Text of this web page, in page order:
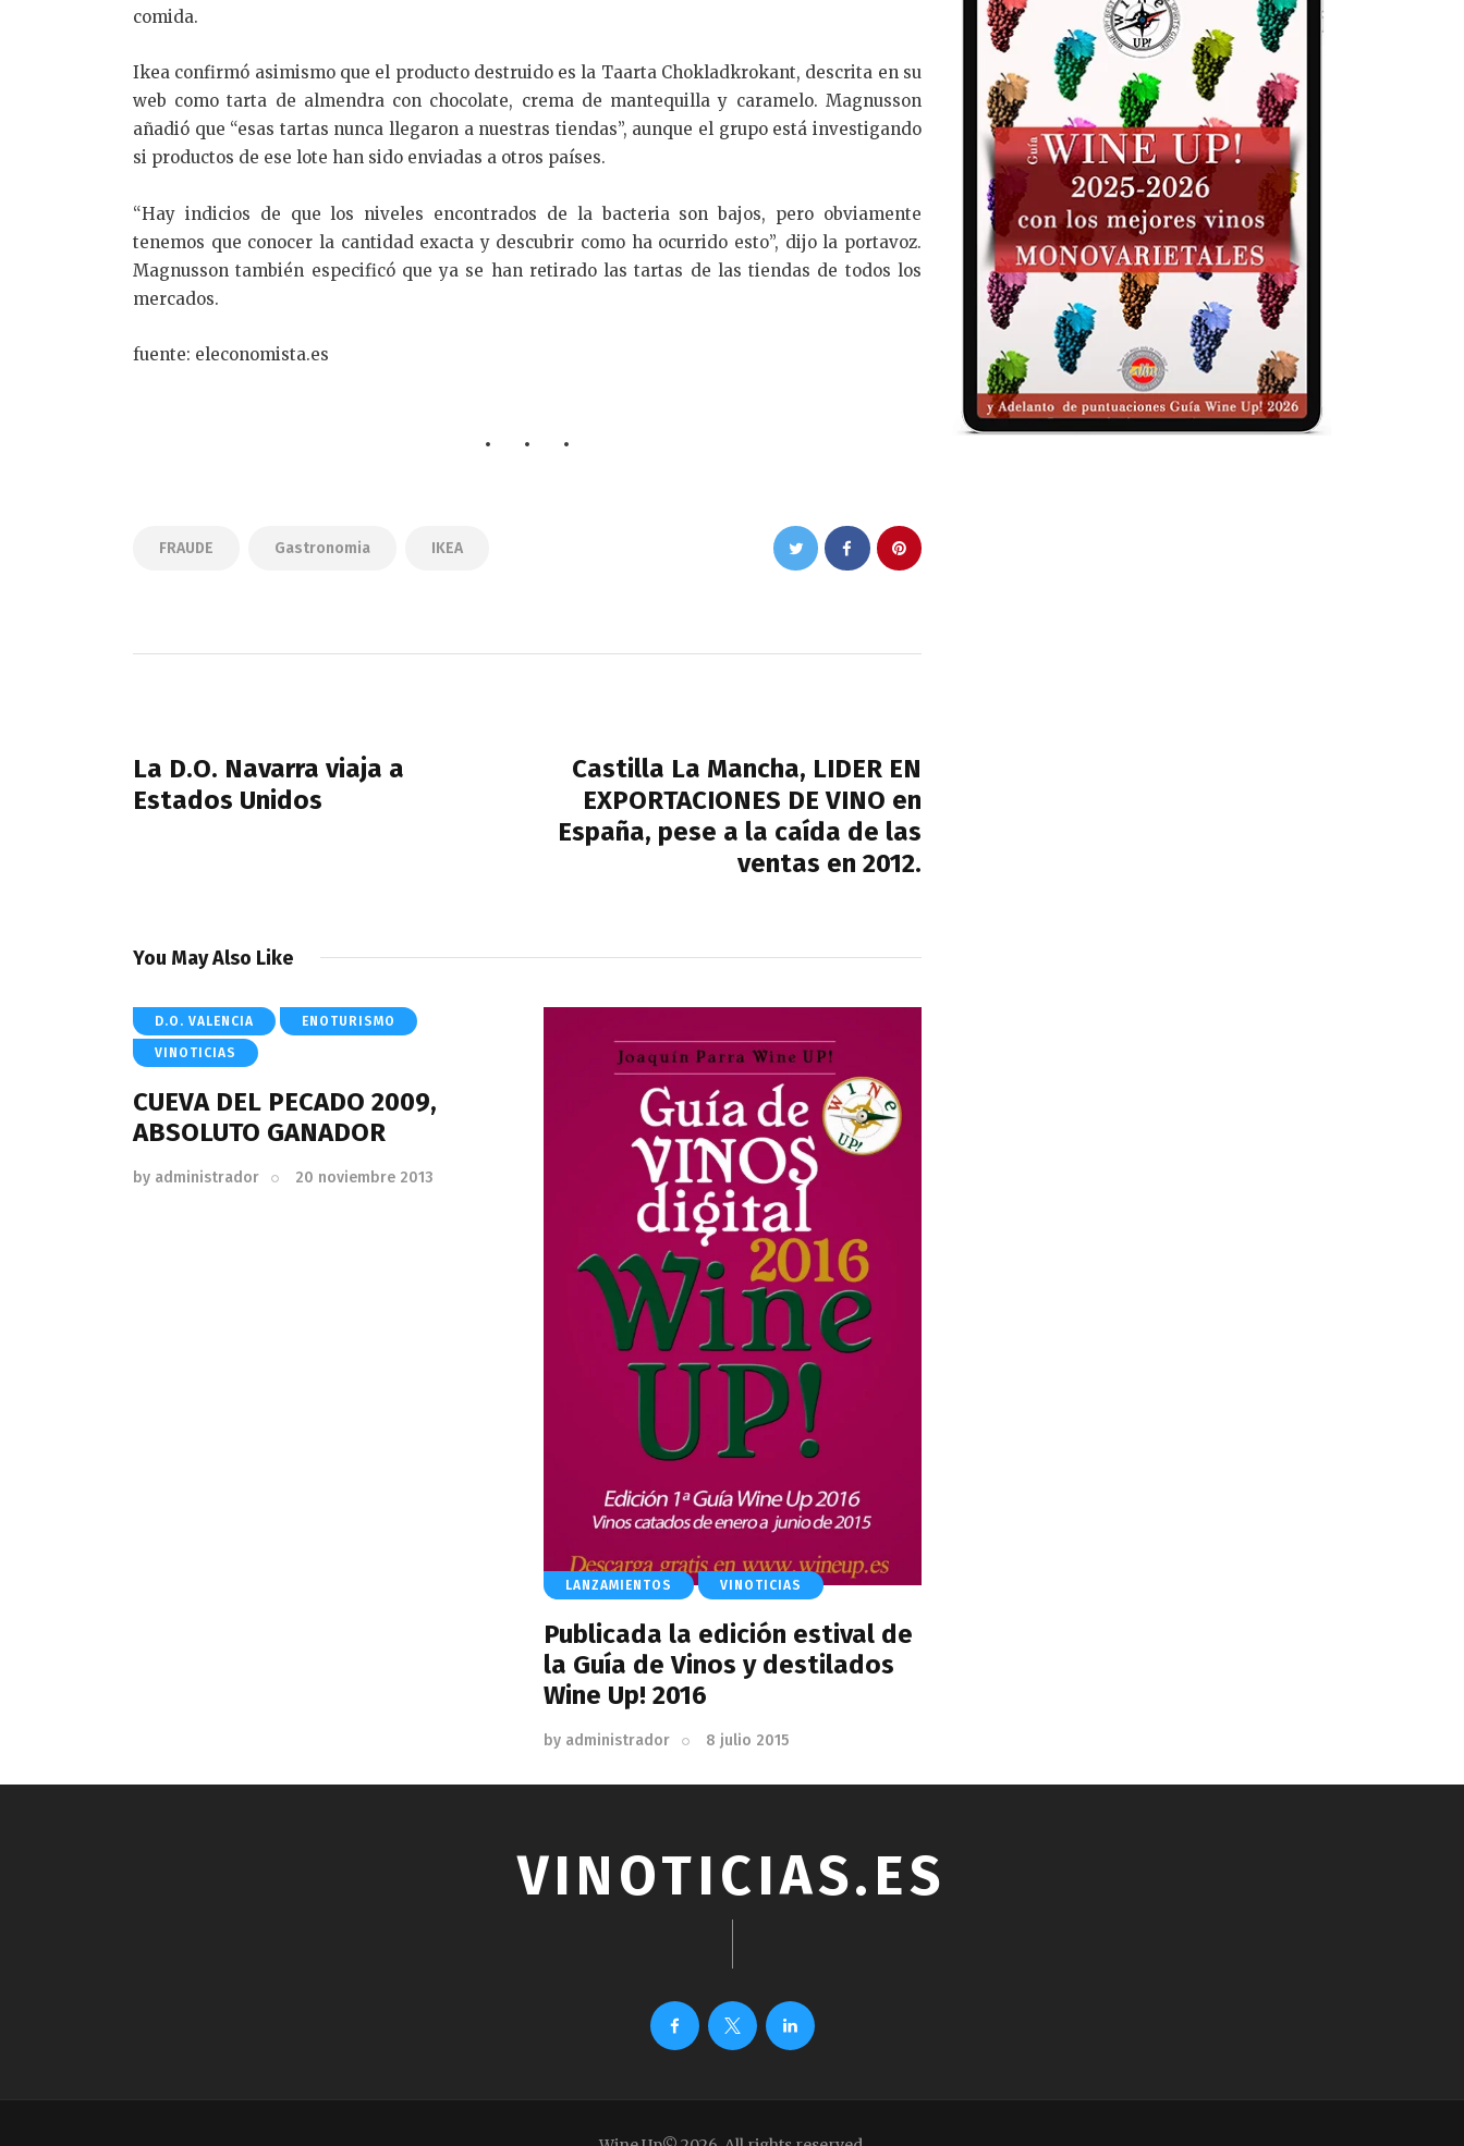
comida.
Ikea confirmó asimismo que el producto destruido es la Taarta Chokladkrokant, descrita en su
web como tarta de almendra con chocolate, crema de mantequilla y caramelo. Magnusson
añadió que “esas tartas nunca llegaron a nuestras tiendas”, aunque el grupo está investigando
si productos de ese lote han sido enviadas a otros países.
“Hay indicios de que los niveles encontrados de la bacteria son bajos, pero obviamente
tenemos que conocer la cantidad exacta y descubrir como ha ocurrido esto”, dijo la portavoz.
Magnusson también especificó que ya se han retirado las tartas de las tiendas de todos los
mercados.
fuente: eleconomista.es
FRAUDE Gastronomia IKEA
entradas
La D.O. Navarra viaja a
Estados Unidos
Castilla La Mancha, LIDER EN
EXPORTACIONES DE VINO en
España, pese a la caída de las
ventas en 2012.
You May Also Like
D.O. VALENCIA ENOTURISMO
VINOTICIAS
CUEVA DEL PECADO 2009,
ABSOLUTO GANADOR
by administrador 20 noviembre 2013
LANZAMIENTOS VINOTICIAS
Publicada la edición estival de
la Guía de Vinos y destilados
Wine Up! 2016
by administrador 8 julio 2015
VINOTICIAS.ES